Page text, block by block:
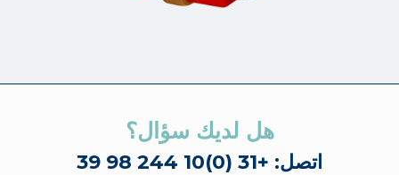
هل لديك سؤال؟
اتصل: +31 (0)10 244 98 39